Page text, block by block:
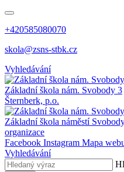
+420585080070
skola@zsns-stbk.cz
Vyhledávání
Základní škola nám. Svobody 3
Šternberk, p.o.
Základní škola náměstí
organizace
Facebook Instagram Mapa
Vyhledávání